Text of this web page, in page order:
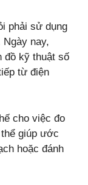
phải sử dụng
nay,
đồ kỹ thuật số
từ điện
cho việc đo
giúp ước
hoặc đánh